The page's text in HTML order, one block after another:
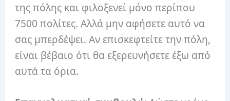
της πόλης και φιλοξενεί μόνο περίπου
7500 πολίτες. Αλλά μην αφήσετε αυτό να
σας μπερδέψει. Αν επισκεφτείτε την πόλη,
είναι βέβαιο ότι θα εξερευνήσετε έξω από
αυτά τα όρια.